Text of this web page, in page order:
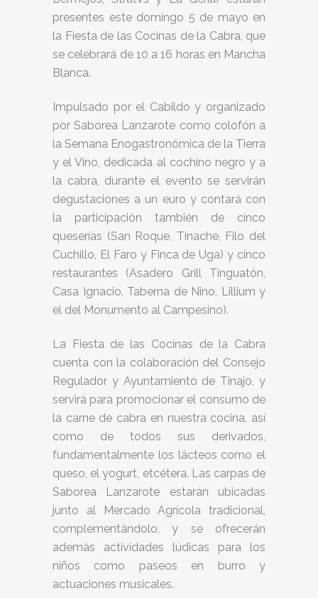
presentes este domingo 5 de mayo en
la Fiesta de las Cocinas de la Cabra, que
se celebrará de 10 a 16 horas en Mancha
Blanca.
Impulsado por el Cabildo y organizado
por Saborea Lanzarote como colofón a
la Semana Enogastronómica de la Tierra
y el Vino, dedicada al cochino negro y a
la cabra, durante el evento se servirán
degustaciones a un euro y contará con
la participación también de cinco
queserías (San Roque, Tinache, Filo del
Cuchillo, El Faro y Finca de Uga) y cinco
restaurantes (Asadero Grill Tinguatón,
Casa Ignacio, Taberna de Nino, Lillium y
el del Monumento al Campesino).
La Fiesta de las Cocinas de la Cabra
cuenta con la colaboración del Consejo
Regulador y Ayuntamiento de Tinajo, y
servirá para promocionar el consumo de
la carne de cabra en nuestra cocina, así
como de todos sus derivados,
fundamentalmente los lácteos como el
queso, el yogurt, etcétera. Las carpas de
Saborea Lanzarote estarán ubicadas
junto al Mercado Agrícola tradicional,
complementándolo, y se ofrecerán
además actividades lúdicas para los
niños como paseos en burro y
actuaciones musicales.